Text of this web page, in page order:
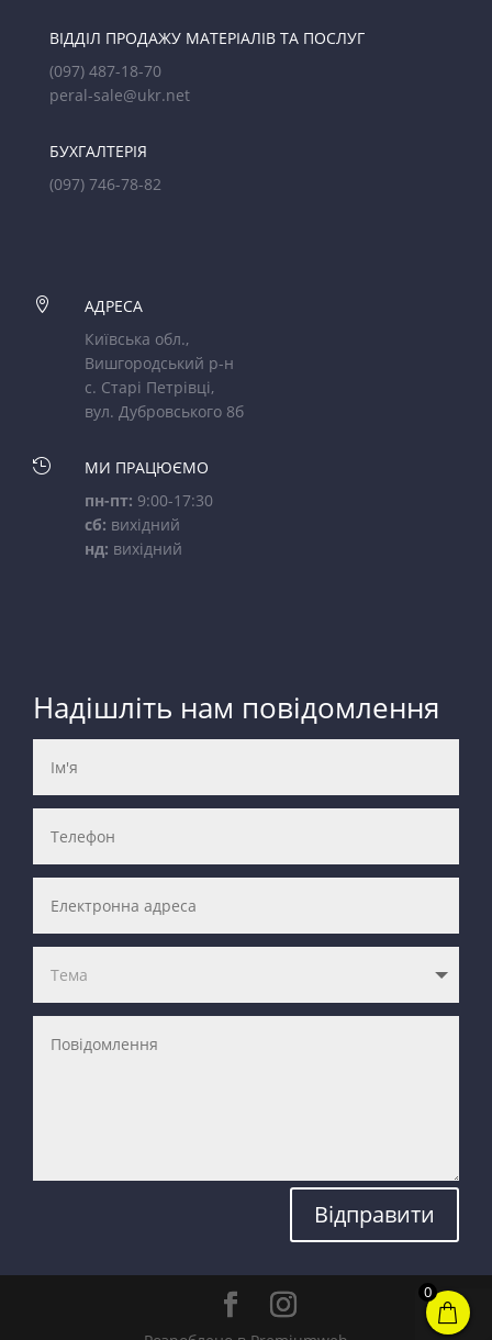
ВІДДІЛ ПРОДАЖУ МАТЕРІАЛІВ ТА ПОСЛУГ
(097) 487-18-70
peral-sale@ukr.net
БУХГАЛТЕРІЯ
(097) 746-78-82

АДРЕСА
Київська обл.,
Вишгородський р-н
с. Старі Петрівці,
вул. Дубровського 8б

МИ ПРАЦЮЄМО
пн-пт: 9:00-17:30
сб: вихідний
нд: вихідний
Надішліть нам повідомлення
Відправити
0